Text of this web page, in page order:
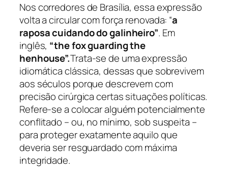
Nos corredores de Brasília, essa expressão
volta a circular com força renovada: “a
raposa cuidando do galinheiro”. Em
inglês, “the fox guarding the
henhouse”.Trata-se de uma expressão
idiomática clássica, dessas que sobrevivem
aos séculos porque descrevem com
precisão cirúrgica certas situações políticas.
Refere-se a colocar alguém potencialmente
conflitado – ou, no mínimo, sob suspeita –
para proteger exatamente aquilo que
deveria ser resguardado com máxima
integridade.